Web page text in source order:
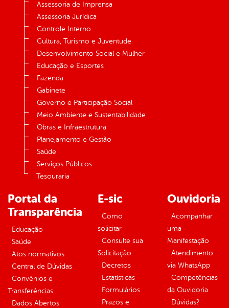
Assessoria de Imprensa
Assessoria Jurídica
Controle Interno
Cultura, Turismo e Juventude
Desenvolvimento Social e Mulher
Educação e Esportes
Fazenda
Gabinete
Governo e Participação Social
Meio Ambiente e Sustentabilidade
Obras e Infraestrutura
Planejamento e Gestão
Saúde
Serviços Públicos
Tesouraria
Portal da
Transparência
Educação
Saúde
Atos normativos
Central de Dúvidas
Convênios e
Transferências
Dados Abertos
E-sic
Como
solicitar
Consulte sua
Solicitação
Decretos
Estatísticas
Formulários
Prazos e
Ouvidoria
Acompanhar
uma
Manifestação
Atendimento
via WhatsApp
Competências
da Ouvidoria
Dúvidas?